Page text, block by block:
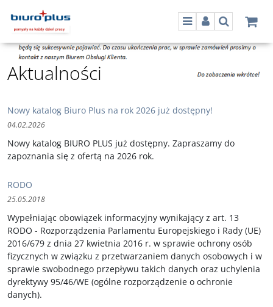
MenuPanelSzukaj
Aktualności
Nowy katalog Biuro Plus na rok 2026 już dostępny!
04.02.2026
Nowy katalog BIURO PLUS już dostępny. Zapraszamy do
zapoznania się z ofertą na 2026 rok.
RODO
25.05.2018
Wypełniając obowiązek informacyjny wynikający z art. 13
RODO - Rozporządzenia Parlamentu Europejskiego i Rady (UE)
2016/679 z dnia 27 kwietnia 2016 r. w sprawie ochrony osób
fizycznych w związku z przetwarzaniem danych osobowych i w
sprawie swobodnego przepływu takich danych oraz uchylenia
dyrektywy 95/46/WE (ogólne rozporządzenie o ochronie
danych).